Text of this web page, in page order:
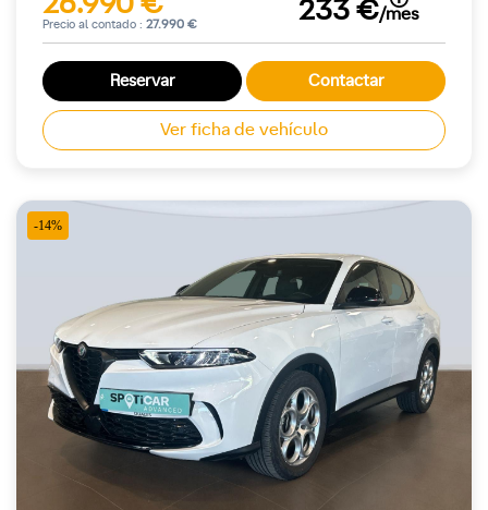
Precio al contado : 27.990 € 233 €/mes
Reservar Contactar
Ver ficha de vehículo
-14%